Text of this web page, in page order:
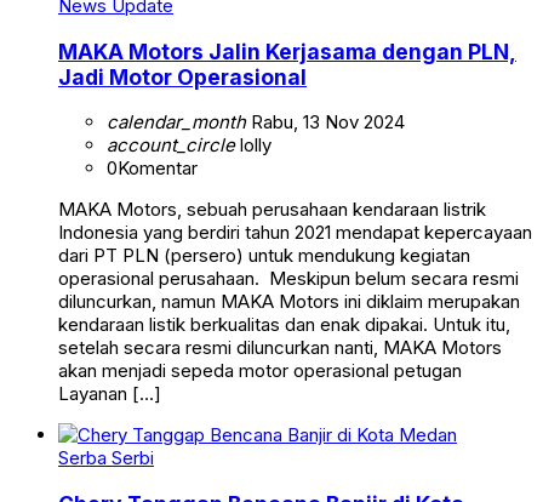
News Update
MAKA Motors Jalin Kerjasama dengan PLN,
Jadi Motor Operasional
calendar_monthRabu, 13 Nov 2024
account_circlelolly
0Komentar
MAKA Motors, sebuah perusahaan kendaraan listrik
Indonesia yang berdiri tahun 2021 mendapat kepercayaan
dari PT PLN (persero) untuk mendukung kegiatan
operasional perusahaan. Meskipun belum secara resmi
diluncurkan, namun MAKA Motors ini diklaim merupakan
kendaraan listik berkualitas dan enak dipakai. Untuk itu,
setelah secara resmi diluncurkan nanti, MAKA Motors
akan menjadi sepeda motor operasional petugan
Layanan […]
Serba Serbi